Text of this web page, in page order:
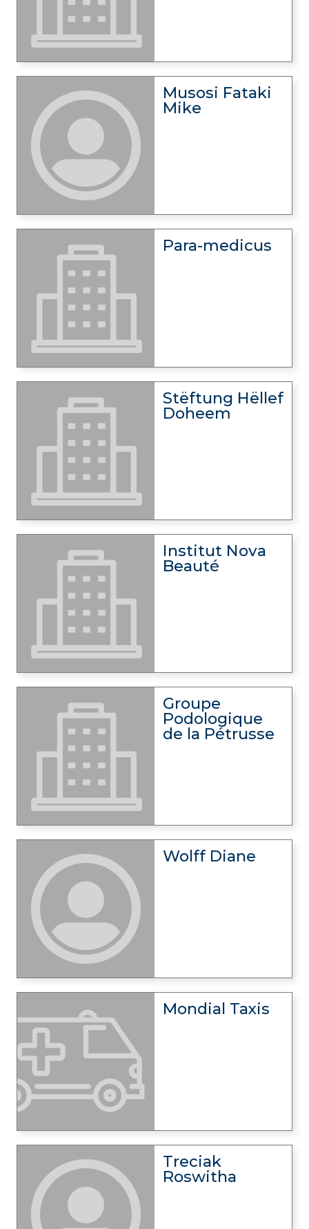
Musosi Fataki
Mike
Para-medicus
Stëftung Hëllef
Doheem
Institut Nova
Beauté
Groupe
Podologique
de la Pétrusse
Wolff Diane
Mondial Taxis
Treciak
Roswitha